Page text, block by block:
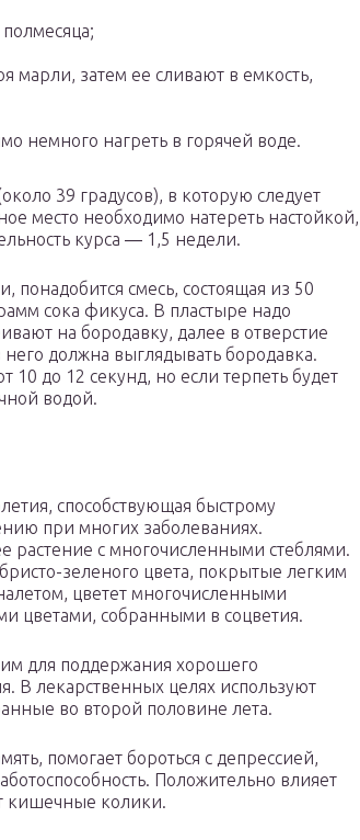
марли, затем ее сливают в емкость,
немного нагреть в горячей воде.
39 градусов), в которую следует
место необходимо натереть настойкой,
курса ― 1,5 недели.
понадобится смесь, состоящая из 50
сока фикуса. В пластыре надо
на бородавку, далее в отверстие
должна выглядывать бородавка.
10 до 12 секунд, но если терпеть будет
водой.
способствующая быстрому
при многих заболеваниях.
растение с многочисленными стеблями.
зеленого цвета, покрытые легким
цветет многочисленными
цветами, собранными в соцветия.
для поддержания хорошего
В лекарственных целях используют
во второй половине лета.
помогает бороться с депрессией,
Положительно влияет
кишечные колики.